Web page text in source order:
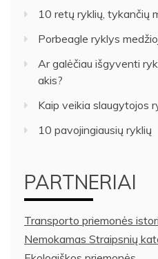
10 retų ryklių, tykančių
Porbeagle ryklys
Ar galėčiau išgyventi
akis?
Kaip veikia slaugytojos
10 pavojingiausių ryklių
PARTNERIAI
Transporto priemonės
Nemokamas Straipsnių